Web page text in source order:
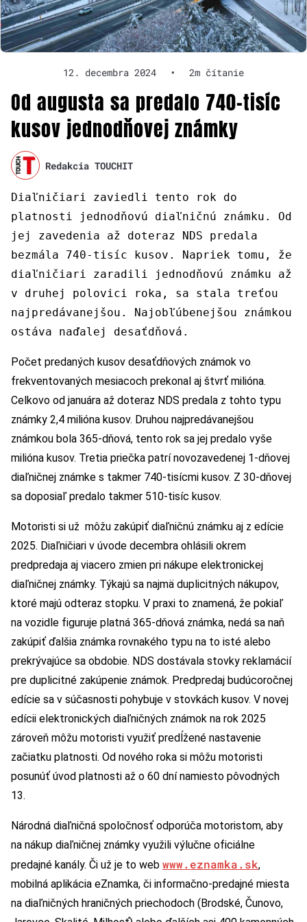
12. decembra 2024 • 2m čítanie
Od augusta sa predalo 740-tisíc
kusov jednodňovej známky
Redakcia TOUCHIT
Diaľničiari zaviedli tento rok do
platnosti jednodňovú diaľničnú známku. Od
jej zavedenia až doteraz NDS predala
bezmála 740-tisíc kusov. Napriek tomu, že
diaľničiari zaradili jednodňovú známku až
v druhej polovici roka, sa stala treťou
najpredávanejšou. Najobľúbenejšou známkou
ostáva naďalej desaťdňová.
Počet predaných kusov desaťdňových známok vo
frekventovaných mesiacoch prekonal aj štvrť milióna.
Celkovo od januára až doteraz NDS predala z tohto typu
známky 2,4 milióna kusov. Druhou najpredávanejšou
známkou bola 365-dňová, tento rok sa jej predalo vyše
milióna kusov. Tretia priečka patrí novozavedenej 1-dňovej
diaľničnej známke s takmer 740-tisícmi kusov. Z 30-dňovej
sa doposiaľ predalo takmer 510-tisíc kusov.
Motoristi si už môžu zakúpiť diaľničnú známku aj z edície
2025. Diaľničiari v úvode decembra ohlásili okrem
predpredaja aj viacero zmien pri nákupe elektronickej
diaľničnej známky. Týkajú sa najmä duplicitných nákupov,
ktoré majú odteraz stopku. V praxi to znamená, že pokiaľ
na vozidle figuruje platná 365-dňová známka, nedá sa naň
zakúpiť ďalšia známka rovnakého typu na to isté alebo
prekrývajúce sa obdobie. NDS dostávala stovky reklamácií
pre duplicitné zakúpenie známok. Predpredaj budúcoročnej
edície sa v súčasnosti pohybuje v stovkách kusov. V novej
edícii elektronických diaľničných známok na rok 2025
zároveň môžu motoristi využiť predĺžené nastavenie
začiatku platnosti. Od nového roka si môžu motoristi
posunúť úvod platnosti až o 60 dní namiesto pôvodných
13.
Národná diaľničná spoločnosť odporúča motoristom, aby
na nákup diaľničnej známky využili výlučne oficiálne
predajné kanály. Či už je to web www.eznamka.sk,
mobilná aplikácia eZnamka, či informačno-predajné miesta
na diaľničných hraničných priechodoch (Brodské, Čunovo,